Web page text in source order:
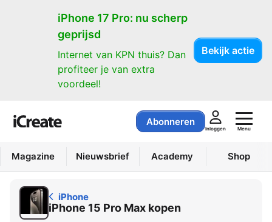
iPhone 17 Pro: nu scherp
geprijsd
Internet van KPN thuis? Dan
profiteer je van extra
voordeel!
Bekijk actie
Abonneren
Inloggen Menu
Magazine Nieuwsbrief Academy Shop
iPhone
iPhone 15 Pro Max kopen